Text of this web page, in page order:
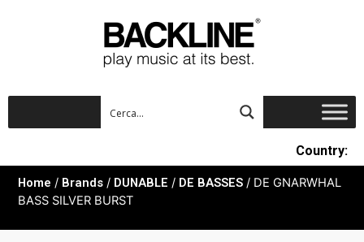
Country:
Home / Brands / DUNABLE / DE BASSES / DE GNARWHAL
BASS SILVER BURST